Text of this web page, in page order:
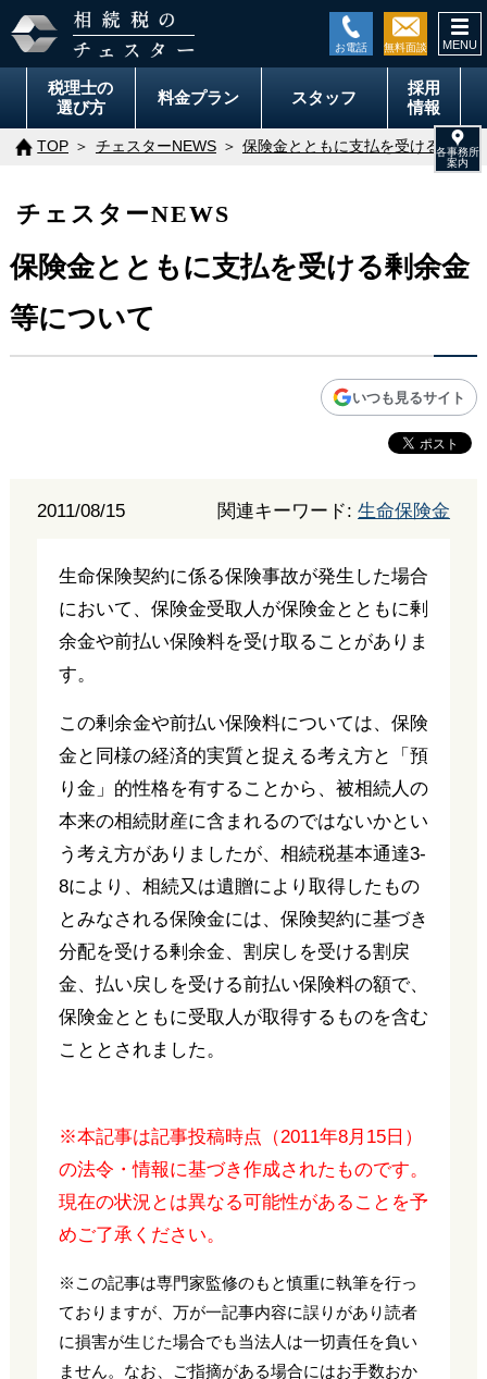
税理士の
選び方
料金プラン スタッフ
採用
情報
TOP チェスターNEWS 保険金とともに支払を受ける剰余
チェスターNEWS
保険金とともに支払を受ける剰余金
等について
いつも見るサイト
2011/08/15 関連キーワード:生命保険金
生命保険契約に係る保険事故が発生した場合
において、保険金受取人が保険金とともに剰
余金や前払い保険料を受け取ることがありま
す。
この剰余金や前払い保険料については、保険
金と同様の経済的実質と捉える考え方と「預
り金」的性格を有することから、被相続人の
本来の相続財産に含まれるのではないかとい
う考え方がありましたが、相続税基本通達3-
8により、相続又は遺贈により取得したもの
とみなされる保険金には、保険契約に基づき
分配を受ける剰余金、割戻しを受ける割戻
金、払い戻しを受ける前払い保険料の額で、
保険金とともに受取人が取得するものを含む
こととされました。
※本記事は記事投稿時点（2011年8月15日）
の法令・情報に基づき作成されたものです。
現在の状況とは異なる可能性があることを予
めご了承ください。
※この記事は専門家監修のもと慎重に執筆を行っ
ておりますが、万が一記事内容に誤りがあり読者
に損害が生じた場合でも当法人は一切責任を負い
ません。なお、ご指摘がある場合にはお手数おか